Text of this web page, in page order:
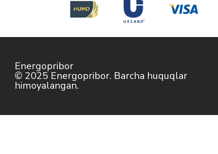
Energopribor
© 2025 Energopribor. Barcha huquqlar
himoyalangan.